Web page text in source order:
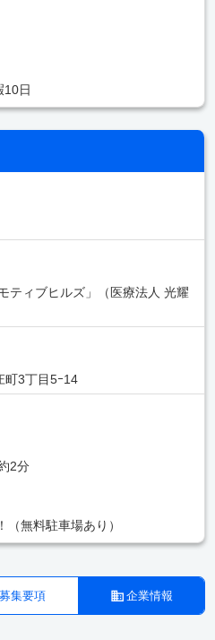
10日
ティブヒルズ」（医療法人 光耀
町3丁目5ｰ14
2分
無料駐車場あり）
募集要項 企業情報